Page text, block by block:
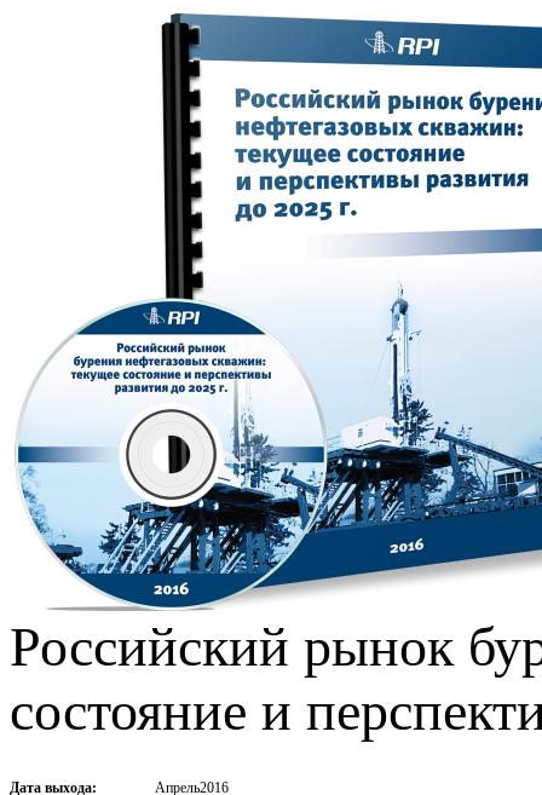
Российский рынок
состояние и
Дата выхода:
Апрель2016